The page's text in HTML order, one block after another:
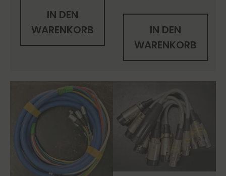
IN DEN
WARENKORB
IN DEN
WARENKORB